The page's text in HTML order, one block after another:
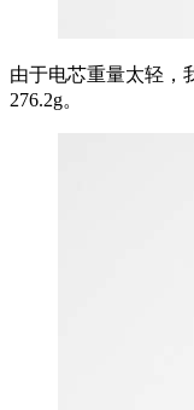
由于电芯重量太轻，
276.2g。